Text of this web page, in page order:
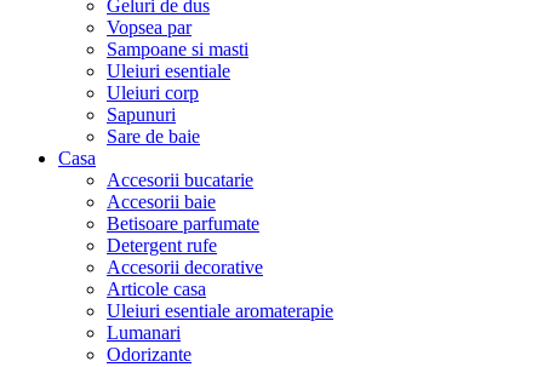
Geluri de dus
Vopsea par
Sampoane si masti
Uleiuri esentiale
Uleiuri corp
Sapunuri
Sare de baie
Casa
Accesorii bucatarie
Accesorii baie
Betisoare parfumate
Detergent rufe
Accesorii decorative
Articole casa
Uleiuri esentiale aromaterapie
Lumanari
Odorizante